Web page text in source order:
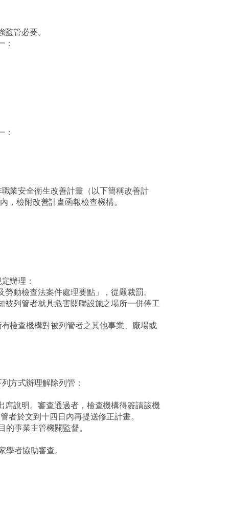
管必要。
業安全衛生改善計畫（以下簡稱改善計
，檢附改善計畫函報檢查機構。
辦理：
動檢查法案件處理要點」，從嚴裁罰。
列管者就具危害關聯設施之場所一併停工
檢查機構對被列管者之其他事業、廠場或
方式辦理解除列管：
說明。審查通過者，檢查機構得簽請該機
於文到十四日內再提送修正計畫。
事業主管機關監督。
者協助審查。